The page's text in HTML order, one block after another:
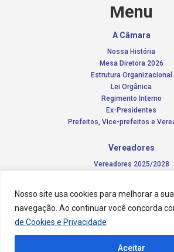
Nosso site usa cookies para melhorar a
navegação. Ao continuar você concorda
de Cookies e Privacidade
Aceitar
Menu
A Câmara
Nossa História
Mesa Diretora 2026
Estrutura Organizacional
Lei Orgânica
Regimento Interno
Ex-Presidentes
Prefeitos, Vice-prefeitos e
Vereadores
Vereadores 2025/2028
Notícias
Concursos